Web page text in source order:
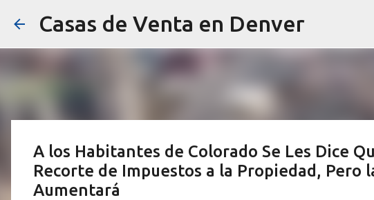
Casas de Venta en Denver
A los Habitantes de Colorado Se Les Dice
Recorte de Impuestos a la Propiedad, Pero
Aumentará